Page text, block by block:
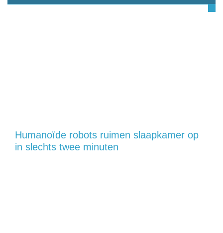
Humanoïde robots ruimen slaapkamer op
in slechts twee minuten